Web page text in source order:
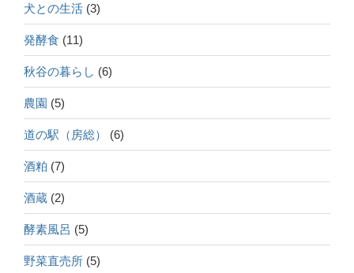
犬との生活 (3)
発酵食 (11)
秋谷の暮らし (6)
農園 (5)
道の駅（房総） (6)
酒粕 (7)
酒蔵 (2)
酵素風呂 (5)
野菜直売所 (5)